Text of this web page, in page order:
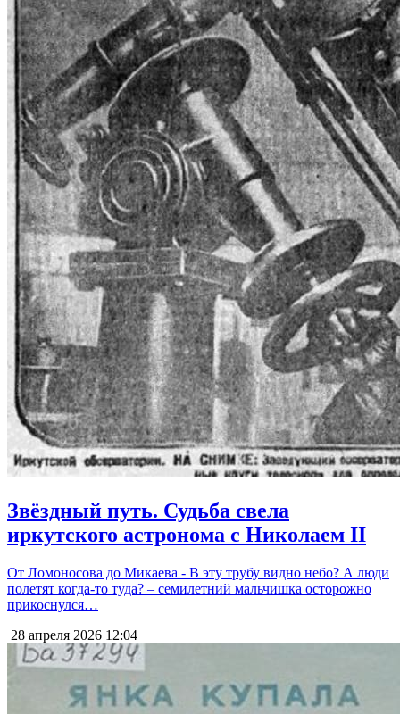
Звёздный путь. Судьба свела
иркутского астронома с Николаем II
От Ломоносова до Микаева - В эту трубу видно небо? А люди
полетят когда-то туда? – семилетний мальчишка осторожно
прикоснулся…
28 апреля 2026 12:04